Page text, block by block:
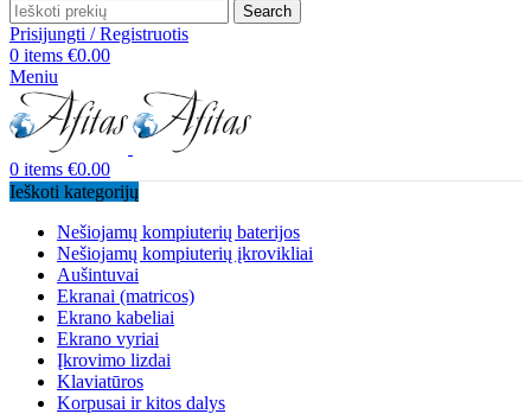
Search
Prisijungti / Registruotis
0 items €0.00
Meniu
0 items €0.00
Ieškoti kategorijų
Nešiojamų kompiuterių baterijos
Nešiojamų kompiuterių įkrovikliai
Aušintuvai
Ekranai (matricos)
Ekrano kabeliai
Ekrano vyriai
Įkrovimo lizdai
Klaviatūros
Korpusai ir kitos dalys